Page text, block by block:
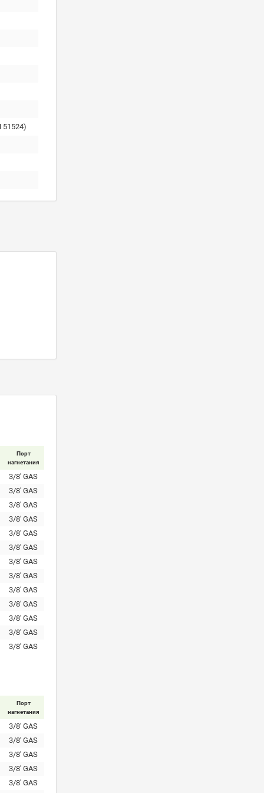
51524)
Порт
нагнетания
3/8' GAS
3/8' GAS
3/8' GAS
3/8' GAS
3/8' GAS
3/8' GAS
3/8' GAS
3/8' GAS
3/8' GAS
3/8' GAS
3/8' GAS
3/8' GAS
3/8' GAS
Порт
нагнетания
3/8' GAS
3/8' GAS
3/8' GAS
3/8' GAS
3/8' GAS